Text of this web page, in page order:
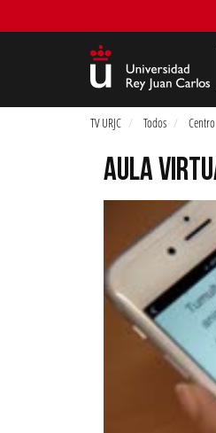
TV URJC Todos
AULA